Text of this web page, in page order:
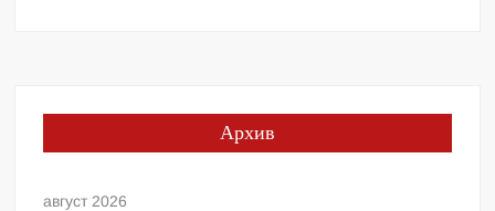
Архив
август 2026